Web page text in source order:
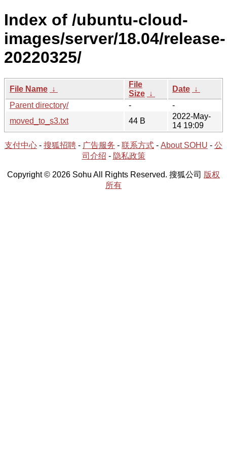
Index of /ubuntu-cloud-
images/server/18.04/release-
20220325/
File Name ↓
File
Size ↓
Date ↓
Parent directory/
-
-
moved_to_s3.txt
44 B
2022-May-
14 19:09
支付中心 - 搜狐招聘 - 广告服务 - 联系方式 - About SOHU - 公
司介绍 - 隐私政策
Copyright © 2026 Sohu All Rights Reserved. 搜狐公司 版权
所有